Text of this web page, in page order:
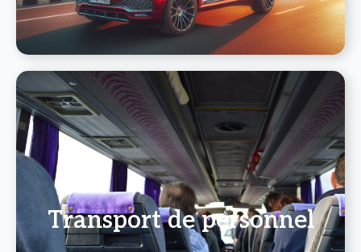
Transport de personnel